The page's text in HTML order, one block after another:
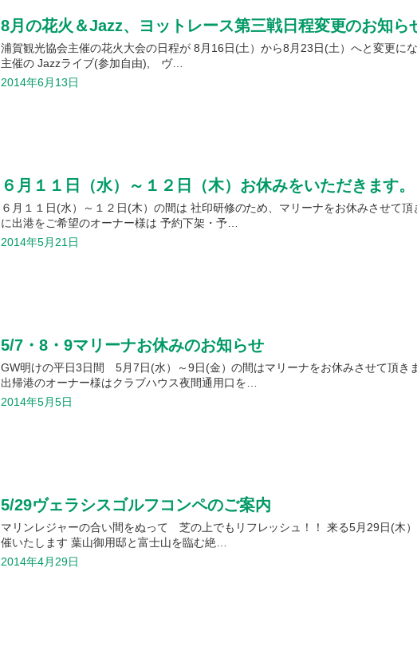
8月の花火＆Jazz、ヨットレース第三戦日程変更のお知ら
浦賀観光協会主催の花火大会の日程が 8月16日(土）から8月23日(土）へと変更に
主催の Jazzライブ(参加自由), ヴ…
2014年6月13日
６月１１日（水）～１２日（木）お休みをいただきます。
６月１１日(水）～１２日(木）の間は 社印研修のため、マリーナをお休みさせて
に出港をご希望のオーナー様は 予約下架・予…
2014年5月21日
5/7・8・9マリーナお休みのお知らせ
GW明けの平日3日間 5月7日(水）～9日(金）の間はマリーナをお休みさせて頂き
出帰港のオーナー様はクラブハウス夜間通用口を…
2014年5月5日
5/29ヴェラシスゴルフコンペのご案内
マリンレジャーの合い間をぬって 芝の上でもリフレッシュ！！ 来る5月29日(木
催いたします 葉山御用邸と富士山を臨む絶…
2014年4月29日